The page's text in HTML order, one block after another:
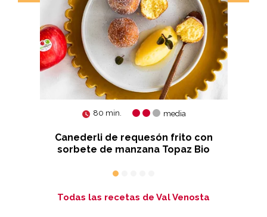
80 min. media
Canederli de requesón frito con
sorbete de manzana Topaz Bio
Todas las recetas de Val Venosta